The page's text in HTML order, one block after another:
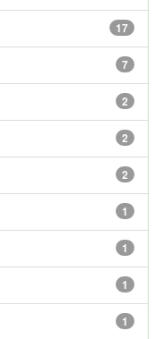
17
7
2
2
2
1
1
1
1